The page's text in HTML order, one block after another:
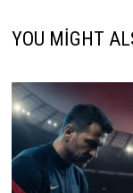
YOU MIGHT